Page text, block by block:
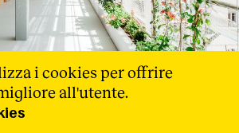
i cookies per offrire
all'utente.